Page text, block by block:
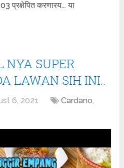
प्रक्षेपित करणारय... या
NYA SUPER
LAWAN SIH INI..
6, 2021 Cardano,